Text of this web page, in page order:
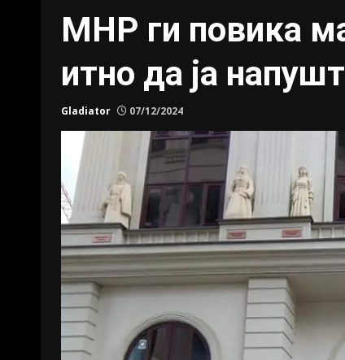
МНР ги повика
итно да ја
Gladiator 07/12/2024